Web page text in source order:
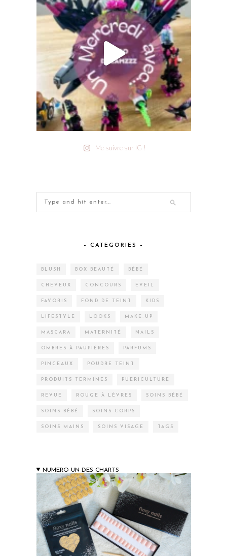
Me suivre sur IG !
– CATEGORIES –
BLUSH BOX BEAUTÉ BÉBÉ
CHEVEUX CONCOURS EVEIL
FAVORIS FOND DE TEINT KIDS
LIFESTYLE LOOKS MAKE-UP
MASCARA MATERNITÉ NAILS
OMBRES À PAUPIÈRES PARFUMS
PINCEAUX POUDRE TEINT
PRODUITS TERMINÉS PUÉRICULTURE
REVUE ROUGE À LÈVRES SOINS BÉBÉ
SOINS BÉBÉ SOINS CORPS
SOINS MAINS SOINS VISAGE TAGS
NUMERO UN DES CHARTS